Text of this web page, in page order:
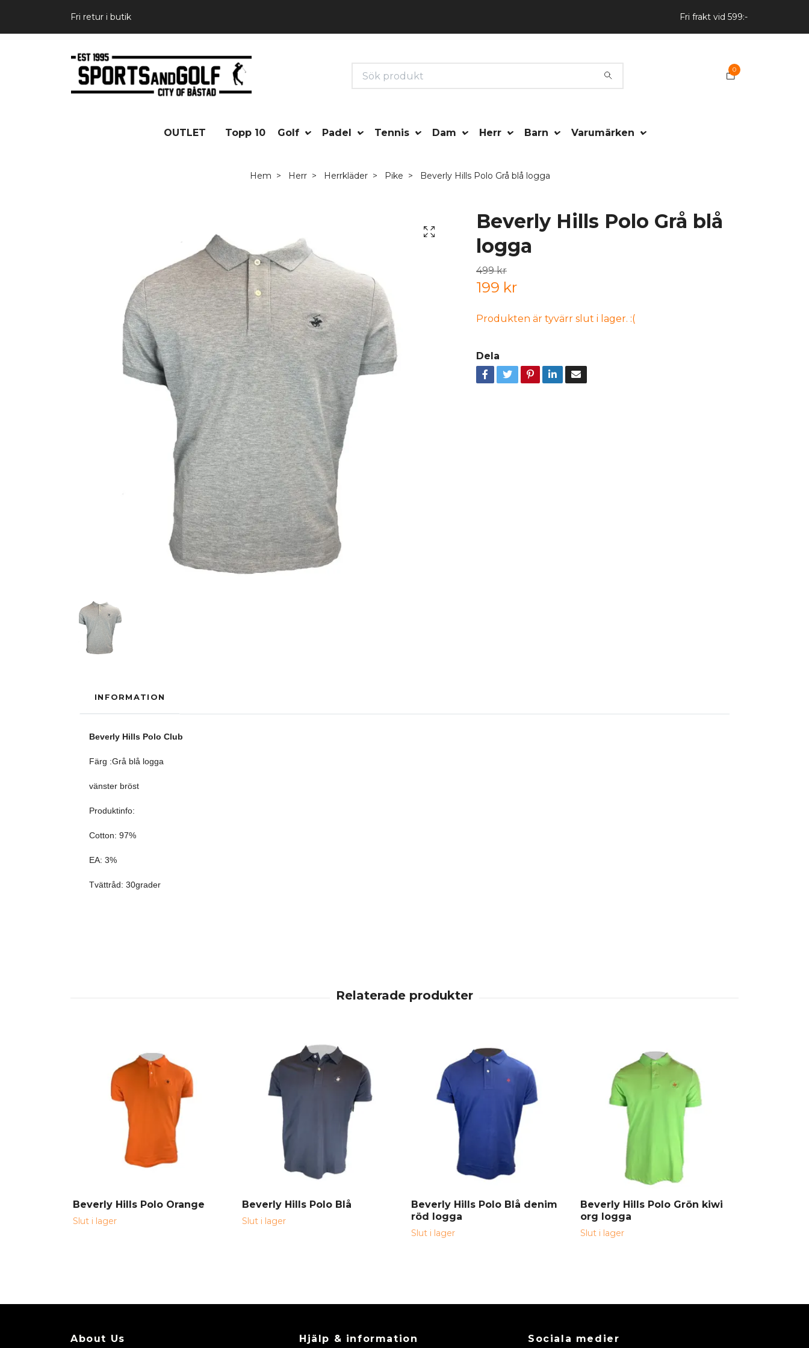
Fri retur i butik Fri frakt vid 599:-
0
OUTLET Topp 10 Golf Padel Tennis Dam Herr Barn Varumärken
Hem Herr Herrkläder Pike Beverly Hills Polo Grå blå logga
Beverly Hills Polo Grå blå
logga
499 kr
199 kr
Produkten är tyvärr slut i lager. :(
Dela
INFORMATION
Beverly Hills Polo Club
Färg :Grå blå logga
vänster bröst
Produktinfo:
Cotton: 97%
EA: 3%
Tvättråd: 30grader
Beverly Hills Polo Orange
Slut i lager
Beverly Hills Polo Blå
Slut i lager
Beverly Hills Polo Blå denim
röd logga
Slut i lager
Beverly Hills Polo Grön kiwi
org logga
Slut i lager
About Us Hjälp & information Sociala medier